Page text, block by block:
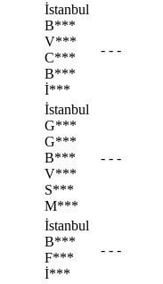
İstanbul
B***
V***
C***
B***
İ***
- - -
İstanbul
G***
G***
B***
V***
S***
M***
- - -
İstanbul
B***
F***
İ***
- - -